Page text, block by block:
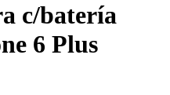
c/batería
6 Plus